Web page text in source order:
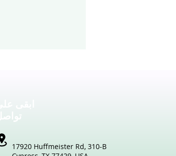
تواصل
17920 Huffmeister Rd, 310-B